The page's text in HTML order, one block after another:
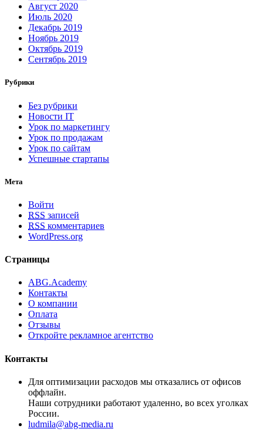
Август 2020
Июль 2020
Декабрь 2019
Ноябрь 2019
Октябрь 2019
Сентябрь 2019
Рубрики
Без рубрики
Новости IT
Урок по маркетингу
Урок по продажам
Урок по сайтам
Успешные стартапы
Мета
Войти
RSS записей
RSS комментариев
WordPress.org
Страницы
ABG.Academy
Контакты
О компании
Оплата
Отзывы
Откройте рекламное агентство
Контакты
Для оптимизации расходов мы отказались от офисов
оффлайн.
Наши сотрудники работают удаленно, во всех уголках
России.
ludmila@abg-media.ru